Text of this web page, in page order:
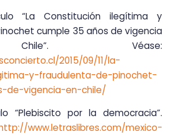
“La Constitución ilegítima y
cumple 35 años de vigencia
Véase:
2015/09/11/la-
y-fraudulenta-de-pinochet-
de-vigencia-en-chile/
“Plebiscito por la democracia”.
www.letraslibres.com/mexico-